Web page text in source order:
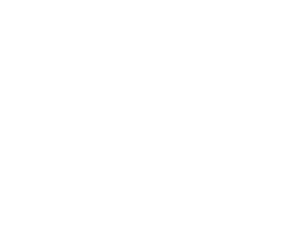
tính giòn, chịu nhiệt tốt và độ bền hóa học